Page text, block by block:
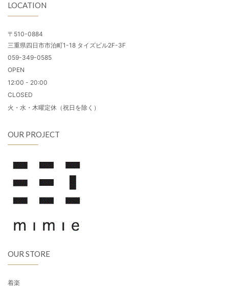
LOCATION
〒510-0884
三重県四日市市泊町1-18 タイズビル2F-3F
059-349-0585
OPEN
12:00 - 20:00
CLOSED
火・水・木曜定休（祝日を除く）
OUR PROJECT
OUR STORE
着楽